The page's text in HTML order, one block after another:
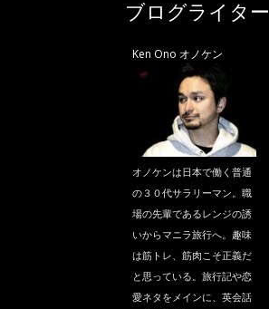
ブログライター
Ken Ono オノケン
オノケンは日本で働く普通
の３０代サラリーマン。職
場の先輩であるレンジの誘
いからマニラ旅行へ。趣味
は筋トレ、筋肉こそ正義だ
と思っている。旅行記や恋
愛ネタをメインに、英会話